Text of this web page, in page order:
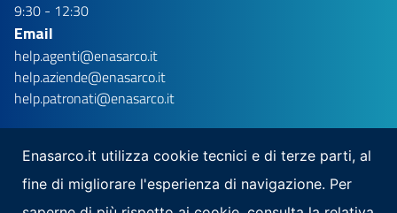
9:30 - 12:30
Email
help.agenti@enasarco.it
help.aziende@enasarco.it
help.patronati@enasarco.it
Enasarco.it utilizza cookie tecnici e di terze parti, al
fine di migliorare l'esperienza di navigazione. Per